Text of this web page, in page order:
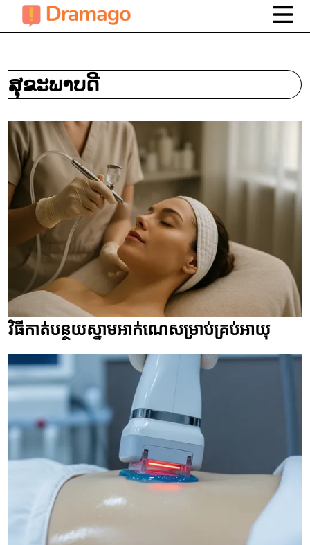
ສຸຂະພາບດີ
វិធីកាត់បន្ថយស្នាមអាក់ណេសម្រាប់គ្រប់អាយុ